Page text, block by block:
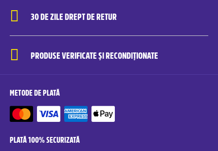
30 DE ZILE DREPT DE RETUR
PRODUSE VERIFICATE ȘI RECONDIȚIONATE
METODE DE PLATĂ
PLATĂ 100% SECURIZATĂ